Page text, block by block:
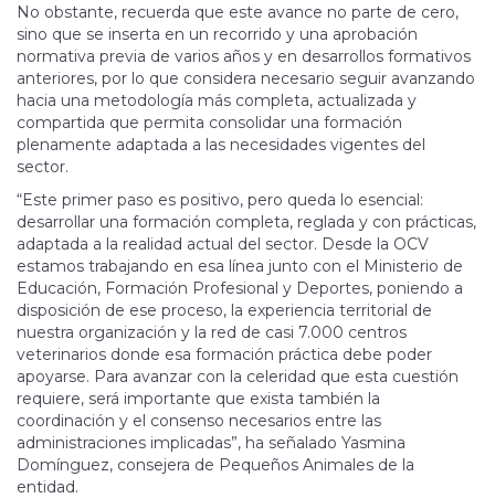
No obstante, recuerda que este avance no parte de cero,
sino que se inserta en un recorrido y una aprobación
normativa previa de varios años y en desarrollos formativos
anteriores, por lo que considera necesario seguir avanzando
hacia una metodología más completa, actualizada y
compartida que permita consolidar una formación
plenamente adaptada a las necesidades vigentes del
sector.
“Este primer paso es positivo, pero queda lo esencial:
desarrollar una formación completa, reglada y con prácticas,
adaptada a la realidad actual del sector. Desde la OCV
estamos trabajando en esa línea junto con el Ministerio de
Educación, Formación Profesional y Deportes, poniendo a
disposición de ese proceso, la experiencia territorial de
nuestra organización y la red de casi 7.000 centros
veterinarios donde esa formación práctica debe poder
apoyarse. Para avanzar con la celeridad que esta cuestión
requiere, será importante que exista también la
coordinación y el consenso necesarios entre las
administraciones implicadas”, ha señalado Yasmina
Domínguez, consejera de Pequeños Animales de la
entidad.